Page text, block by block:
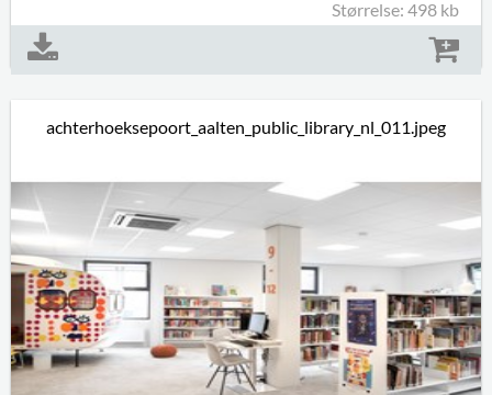
Størrelse: 498 kb
achterhoeksepoort_aalten_public_library_nl_011.jpeg